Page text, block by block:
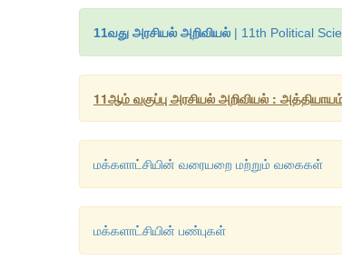
11வது அரசியல் அறிவியல் | 11th Political
11ஆம் வகுப்பு அரசியல் அறிவியல் :
மக்களாட்சியின் வரையறை மற்றும் வகைகள்
மக்களாட்சியின் பண்புகள்